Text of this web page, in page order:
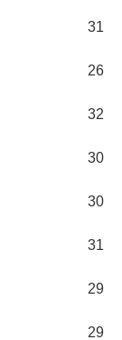
31
26
32
30
30
31
29
29